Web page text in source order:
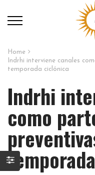
Home
Indrhi interviene canales
temporada ciclónica
Indrhi
como